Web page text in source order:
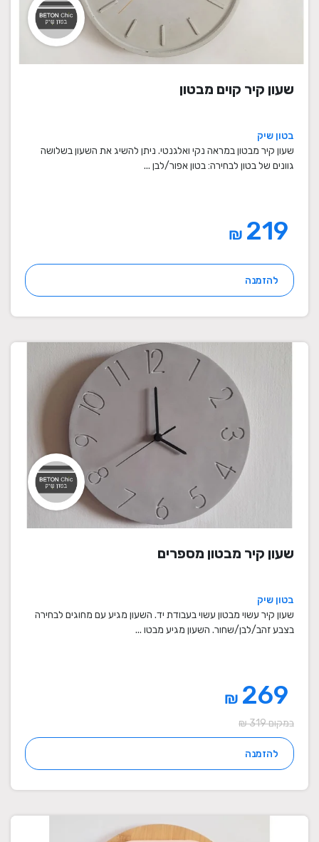
שעון קיר קוים מבטון
בטון שיק
שעון קיר מבטון במראה נקי ואלגנטי. ניתן להשיג את השעון בשלושה
גוונים של בטון לבחירה: בטון אפור/לבן ...
₪
להזמנה
שעון קיר מבטון מספרים
בטון שיק
שעון קיר עשוי מבטון עשוי בעבודת יד. השעון מגיע עם מחוגים לבחירה
בצבע זהב/לבן/שחור. השעון מגיע מבטו ...
₪
במקום 319 ₪
להזמנה